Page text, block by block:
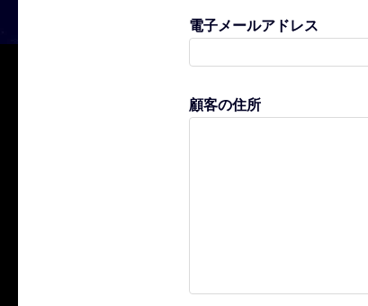
電子メールアドレス
顧客の住所